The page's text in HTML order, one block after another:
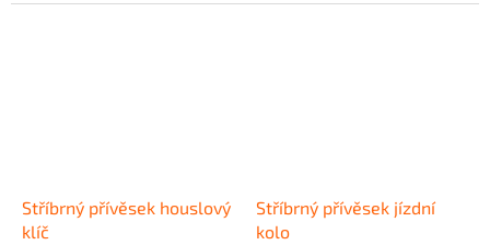
Stříbrný přívěsek houslový
klíč
Stříbrný přívěsek jízdní
kolo